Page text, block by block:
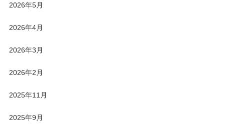
2026年5月
2026年4月
2026年3月
2026年2月
2025年11月
2025年9月